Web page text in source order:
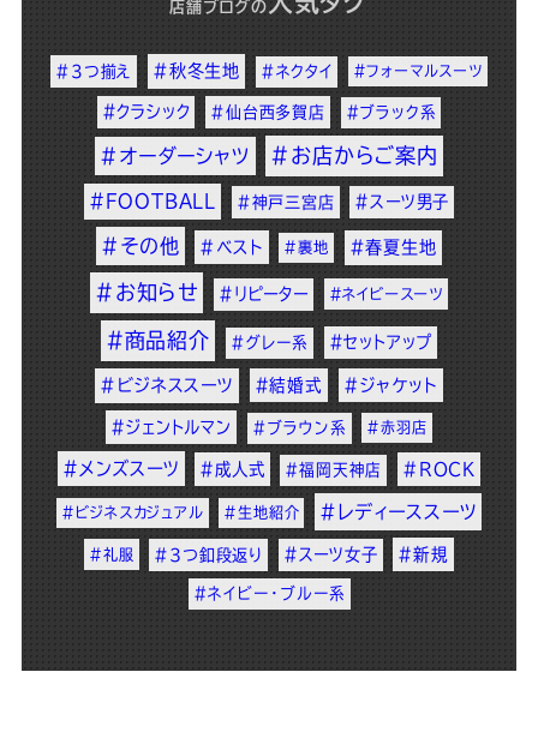
店舗ブログの
#3つ揃え #秋冬生地 #ネクタイ #フォーマルスーツ
#クラシック #仙台西多賀店 #ブラック系
#オーダーシャツ #お店からご案内
#FOOTBALL #神戸三宮店 #スーツ男子
#その他 #ベスト #裏地 #春夏生地
#お知らせ #リピーター #ネイビースーツ
#商品紹介 #グレー系 #セットアップ
#ビジネススーツ #結婚式 #ジャケット
#ジェントルマン #ブラウン系 #赤羽店
#メンズスーツ #成人式 #福岡天神店 #ROCK
#ビジネスカジュアル #生地紹介 #レディーススーツ
#礼服 #3つ釦段返り #スーツ女子 #新規
#ネイビー・ブルー系